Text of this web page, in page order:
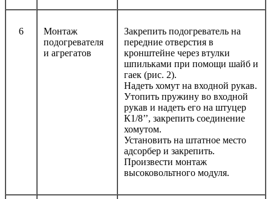
6
Монтаж
подогревателя
и агрегатов
Закрепить подогреватель на
передние отверстия в
кронштейне через втулки
шпильками при помощи шайб и
гаек (рис. 2).
Надеть хомут на входной рукав.
Утопить пружину во входной
рукав и надеть его на штуцер
К1/8’’, закрепить соединение
хомутом.
Установить на штатное место
адсорбер и закрепить.
Произвести монтаж
высоковольтного модуля.